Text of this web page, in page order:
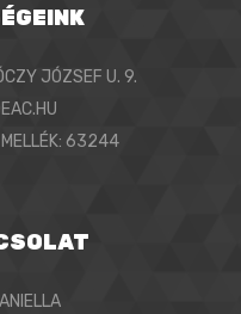
JÓZSEF U. 9.
63244